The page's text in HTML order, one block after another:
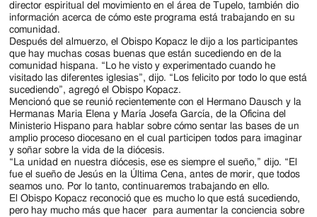
director espiritual del movimiento en el área de Tupelo, también dio
información acerca de cómo este programa está trabajando en su
comunidad.
Después del almuerzo, el Obispo Kopacz le dijo a los participantes
que hay muchas cosas buenas que están sucediendo en de la
comunidad hispana. “Lo he visto y experimentado cuando he
visitado las diferentes iglesias”, dijo. “Los felicito por todo lo que está
sucediendo”, agregó el Obispo Kopacz.
Mencionó que se reunió recientemente con el Hermano Dausch y la
Hermanas Maria Elena y María Josefa García, de la Oficina del
Ministerio Hispano para hablar sobre cómo sentar las bases de un
amplio proceso diocesano en el cual participen todos para imaginar
y soñar sobre la vida de la diócesis.
“La unidad en nuestra diócesis, ese es siempre el sueño,” dijo. “El
fue el sueño de Jesús en la Última Cena, antes de morir, que todos
seamos uno. Por lo tanto, continuaremos trabajando en ello.
El Obispo Kopacz reconoció que es mucho lo que está sucediendo,
pero hay mucho más que hacer para aumentar la conciencia sobre